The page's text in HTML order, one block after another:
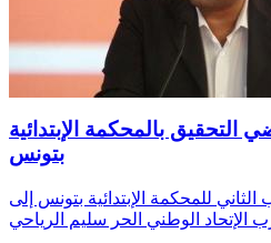
التحقيق بالمحكمة الإبتدائية
بتونس
للمحكمة الإبتدائية بتونس إلى